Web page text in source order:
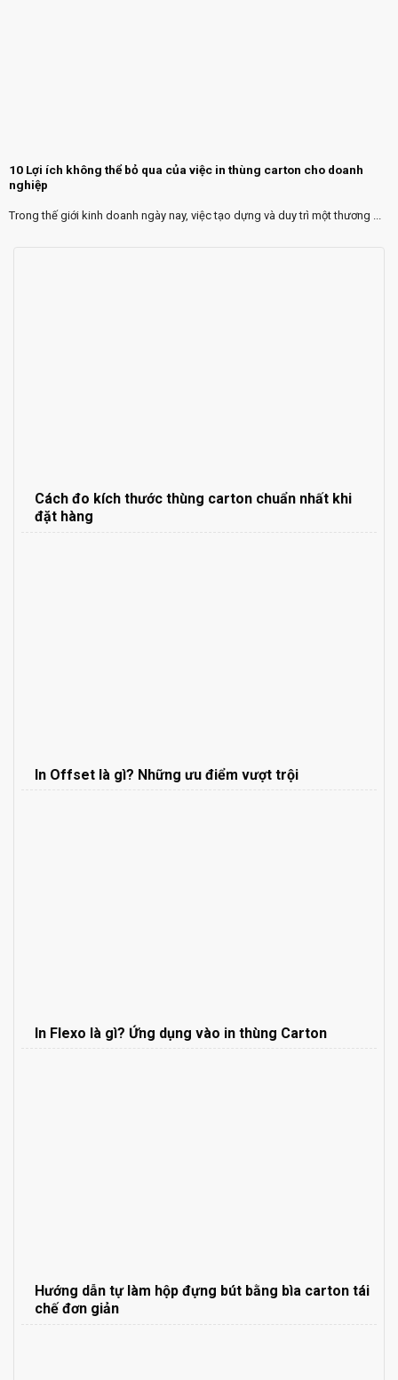
10 Lợi ích không thể bỏ qua của việc in thùng carton cho doanh
nghiệp
Trong thế giới kinh doanh ngày nay, việc tạo dựng và duy trì một thương ...
Cách đo kích thước thùng carton chuẩn nhất khi
đặt hàng
In Offset là gì? Những ưu điểm vượt trội
In Flexo là gì? Ứng dụng vào in thùng Carton
Hướng dẫn tự làm hộp đựng bút bằng bìa carton tái
chế đơn giản